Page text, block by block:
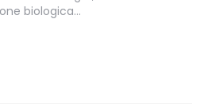
biologica…